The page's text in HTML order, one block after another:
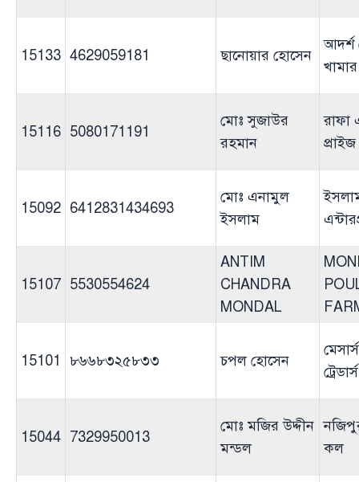
15133 4629059181 ছানোয়ার হোসেন
আদর্শ
খামার
15116 5080171191
মোঃ সুজাউর
রহমান
রাফা
প্রাইজ
15092 6412831434693
মোঃ এনামুল
ইসলাম
15107 5530554624
ANTIM
CHANDRA
MONDAL
15101 ৮৬৬৮৩২৫৮৩৩ চপল হোসেন
ট্রেডার্স
15044 7329950013
মোঃ মজির উদ্দীন
মন্ডল
কল